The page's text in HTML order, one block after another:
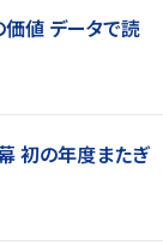
価値 データで読
初の年度またぎ